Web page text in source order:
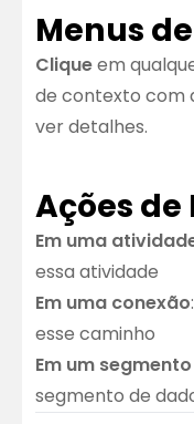
Menus
Cliqueem
de contexto com
ver detalhes.
Ações
Em uma
essa atividade
Em uma conexão
esse caminho
Em um
segmento de